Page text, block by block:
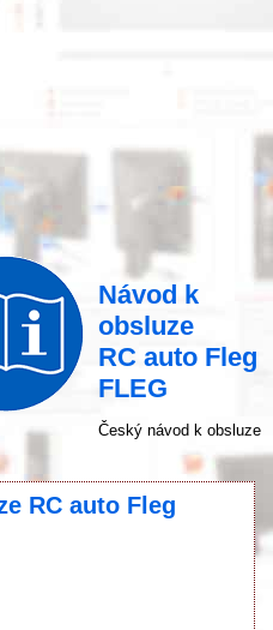
Návod k
obsluze
RC auto Fleg
FLEG
Český návod k obsluze
RC auto Fleg